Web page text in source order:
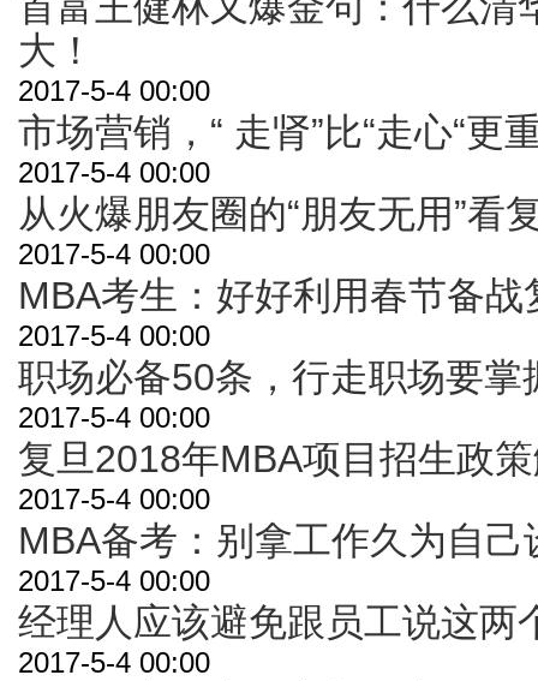
大！
2017-5-4 00:00
市场营销，“ 走肾”比“走心“更
2017-5-4 00:00
从火爆朋友圈的“朋友无用”看
2017-5-4 00:00
MBA考生：好好利用春节备战
2017-5-4 00:00
职场必备50条，行走职场要掌
2017-5-4 00:00
复旦2018年MBA项目招生政
2017-5-4 00:00
MBA备考：别拿工作久为自己
2017-5-4 00:00
经理人应该避免跟员工说这两
2017-5-4 00:00